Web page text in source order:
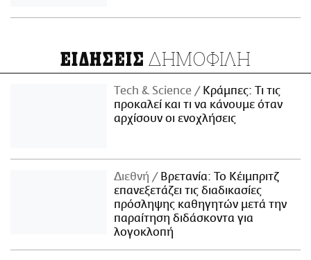
ΕΙΔΗΣΕΙΣ ΔΗΜΟΦΙΛΗ
Τech & Science
Κράμπες: Τι τις
προκαλεί και τι να κάνουμε όταν
αρχίσουν οι ενοχλήσεις
Διεθνή
Βρετανία: Το Κέιμπριτζ
επανεξετάζει τις διαδικασίες
πρόσληψης καθηγητών μετά την
παραίτηση διδάσκοντα για
λογοκλοπή